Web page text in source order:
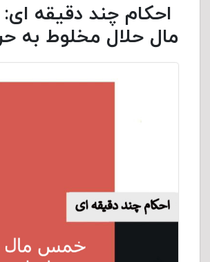
احکام چند دقیقه
مال حلال مخلوط به